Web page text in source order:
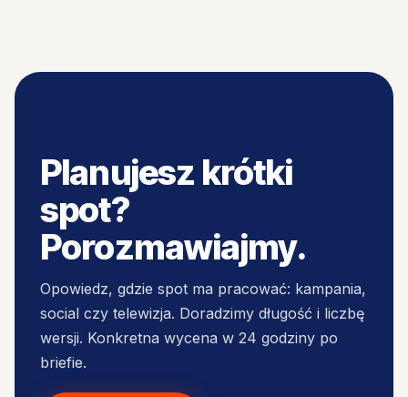
Planujesz krótki
spot?
Porozmawiajmy.
Opowiedz, gdzie spot ma pracować: kampania,
social czy telewizja. Doradzimy długość i liczbę
wersji. Konkretna wycena w 24 godziny po
briefie.